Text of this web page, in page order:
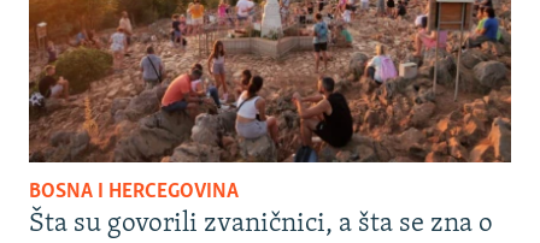
BOSNA I HERCEGOVINA
Šta su govorili zvaničnici, a šta se zna o